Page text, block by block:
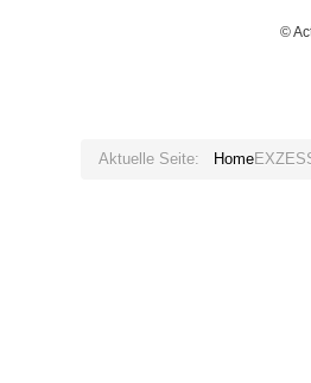
©
Aktuelle Seite: Home